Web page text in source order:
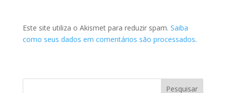
Este site utiliza o Akismet para reduzir spam. Saiba
como seus dados em comentários são processados.